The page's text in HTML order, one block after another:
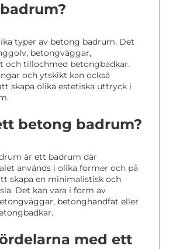
typer av betong badrum. Det
betongväggar,
och tillochmed betongbadkar.
och ytskikt kan också
skapa olika estetiska uttryck i
betong badrum?
är ett badrum där
används i olika former och på
skapa en minimalistisk och
Det kan vara i form av
betonghandfat eller
med ett